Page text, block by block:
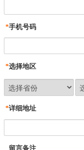
手机号码
*
选择地区
*
详细地址
*
留言备注